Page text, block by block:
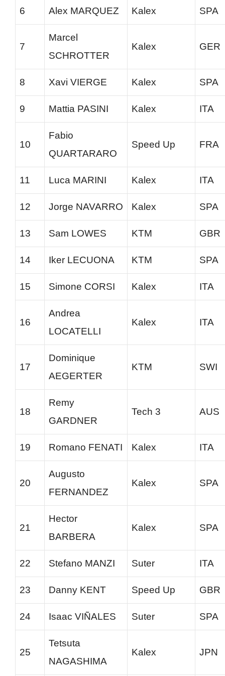
6 Alex MARQUEZ Kalex SPA
7
Marcel
SCHROTTER
Kalex GER
8 Xavi VIERGE Kalex SPA
9 Mattia PASINI Kalex ITA
10
Fabio
QUARTARARO
Speed Up FRA
11 Luca MARINI Kalex ITA
12 Jorge NAVARRO Kalex SPA
13 Sam LOWES KTM GBR
14 Iker LECUONA KTM SPA
15 Simone CORSI Kalex ITA
16
Andrea
LOCATELLI
Kalex ITA
17
Dominique
AEGERTER
KTM SWI
18
Remy
GARDNER
Tech 3 AUS
19 Romano FENATI Kalex ITA
20
Augusto
FERNANDEZ
Kalex SPA
21
Hector
BARBERA
Kalex SPA
22 Stefano MANZI Suter ITA
23 Danny KENT Speed Up GBR
24 Isaac VIÑALES Suter SPA
25
Tetsuta
NAGASHIMA
Kalex JPN